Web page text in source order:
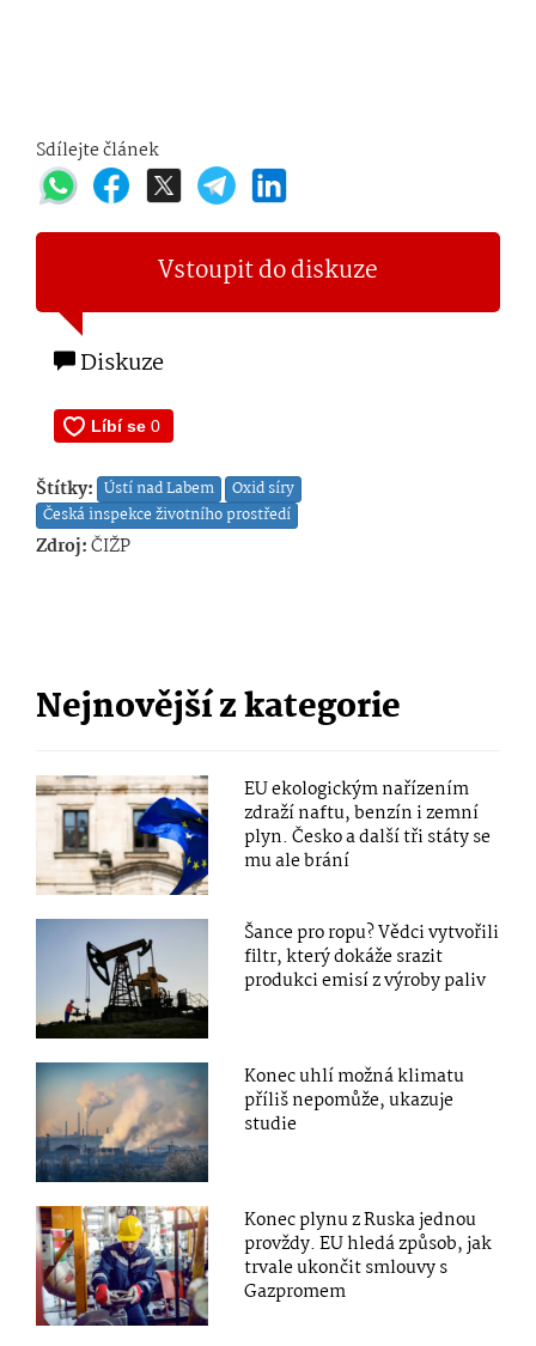
Sdílejte článek
Vstoupit do diskuze
Diskuze
Štítky: Ústí nad Labem
Oxid síry
Česká inspekce životního prostředí
Zdroj:ČIŽP
Nejnovější z kategorie
EU ekologickým nařízením
zdraží naftu, benzín i zemní
plyn. Česko a další tři státy se
mu ale brání
Šance pro ropu? Vědci vytvořili
filtr, který dokáže srazit
produkci emisí z výroby paliv
Konec uhlí možná klimatu
příliš nepomůže, ukazuje
studie
Konec plynu z Ruska jednou
provždy. EU hledá způsob, jak
trvale ukončit smlouvy s
Gazpromem